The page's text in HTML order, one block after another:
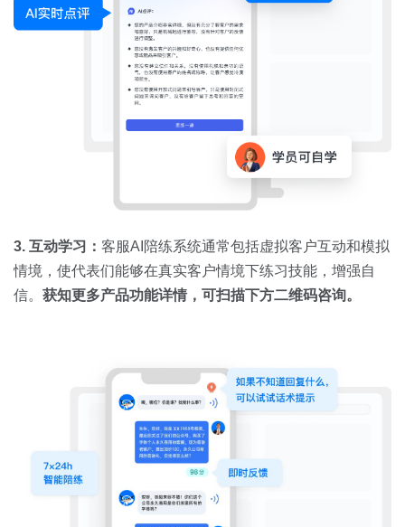
3. 互动学习： 客服AI陪练系统通常包括虚拟客户互动和模拟
情境，使代表们能够在真实客户情境下练习技能，增强自
信。 获知更多产品功能详情，可扫描下方二维码咨询。